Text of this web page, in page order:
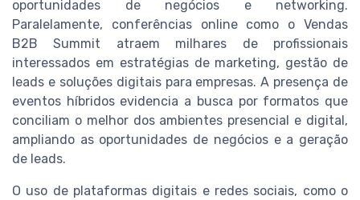
oportunidades de negócios e networking.
Paralelamente, conferências online como o Vendas
B2B Summit atraem milhares de profissionais
interessados em estratégias de marketing, gestão de
leads e soluções digitais para empresas. A presença de
eventos híbridos evidencia a busca por formatos que
conciliam o melhor dos ambientes presencial e digital,
ampliando as oportunidades de negócios e a geração
de leads.
O uso de plataformas digitais e redes sociais, como o